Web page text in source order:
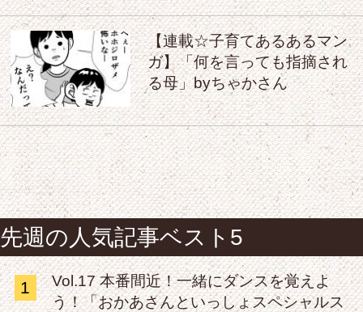
【連載☆子育てあるあるマン
ガ】「何を言っても指摘され
る母」byちゃかさん
先週の人気記事ベスト5
1
Vol.17 本番間近！一緒にダンスを覚えよ
う！「おかあさんといっしょスペシャルス